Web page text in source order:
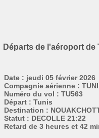
Départs de l'aéroport de
Date : jeudi 05 février 2026
Compagnie aérienne :
Numéro du vol : TU563
Départ : Tunis
Destination :
Statut : DECOLLE 21:22
Retard de 3 heures et 42